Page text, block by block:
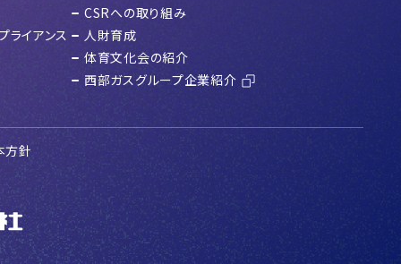
ライアンス
CSRへの取り組み
人財育成
体育文化会の紹介
西部ガスグループ企業紹介
方針